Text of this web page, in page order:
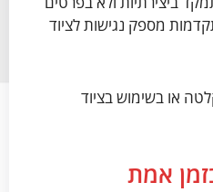
מספק נגישות לציוד
או בשימוש בציוד
אמת